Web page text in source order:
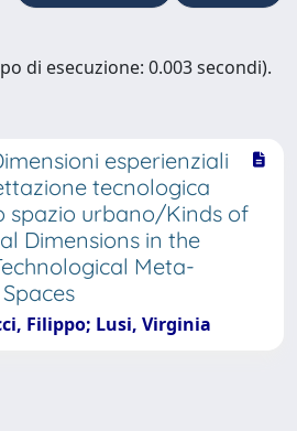
di esecuzione: 0.003 secondi).
esperienziali
tecnologica
spazio urbano/Kinds of
Dimensions in the
Meta-
Filippo; Lusi, Virginia